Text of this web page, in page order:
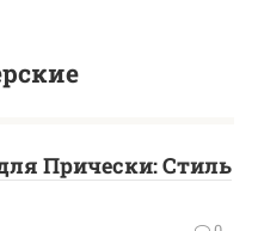
Прически: Стиль